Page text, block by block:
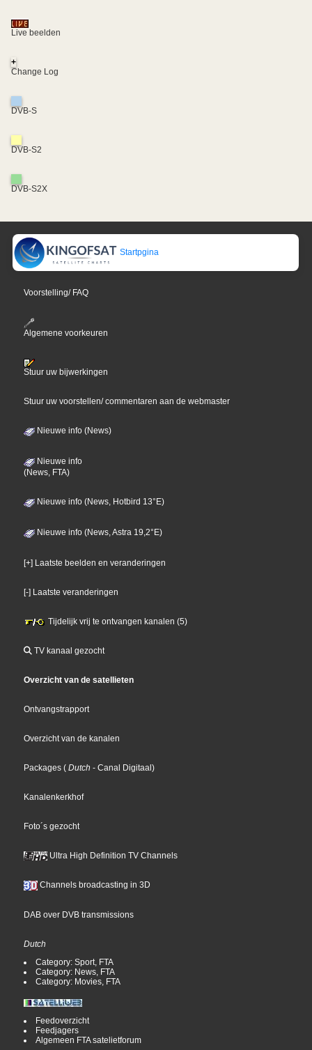
Live beelden
+
Change Log
DVB-S
DVB-S2
DVB-S2X
Startpgina
Voorstelling/ FAQ
Algemene voorkeuren
Stuur uw bijwerkingen
Stuur uw voorstellen/ commentaren aan de webmaster
Nieuwe info (News)
Nieuwe info
(News, FTA)
Nieuwe info (News, Hotbird 13°E)
Nieuwe info (News, Astra 19,2°E)
[+] Laatste beelden en veranderingen
[-] Laatste veranderingen
Tijdelijk vrij te ontvangen kanalen (5)
TV kanaal gezocht
Overzicht van de satellieten
Ontvangstrapport
Overzicht van de kanalen
Packages ( Dutch - Canal Digitaal)
Kanalenkerkhof
Foto´s gezocht
Ultra High Definition TV Channels
Channels broadcasting in 3D
DAB over DVB transmissions
Dutch
Category: Sport, FTA
Category: News, FTA
Category: Movies, FTA
Feedoverzicht
Feedjagers
Algemeen FTA satelietforum